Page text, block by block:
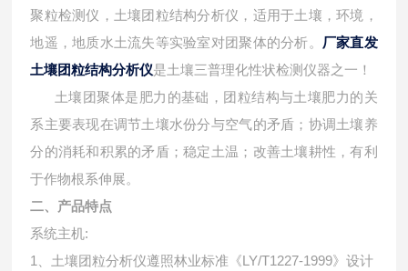
聚粒检测仪，土壤团粒结构分析仪，适用于土壤，环境，
地遥，地质水土流失等实验室对团聚体的分析。 厂家直发
土壤团粒结构分析仪是土壤三普理化性状检测仪器之一！
土壤团聚体是肥力的基础，团粒结构与土壤肥力的关
系主要表现在调节土壤水份分与空气的矛盾；协调土壤养
分的消耗和积累的矛盾；稳定土温；改善土壤耕性，有利
于作物根系伸展。
二、产品特点
系统主机:
1、土壤团粒分析仪遵照林业标准《LY/T1227-1999》设计